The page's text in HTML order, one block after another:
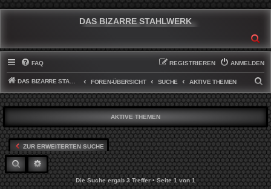
DAS BIZARRE STAHLWERK
FAQ ANMELDEN
REGISTRIEREN
DAS BIZARRE STAHLWERK FOREN-ÜBERSICHT SUCHE AKTIVE THEMEN
U
C
H
E
AKTIVE THEMEN
ZUR ERWEITERTEN SUCHE
SUCHE ERWEITERTE SUCHE
Die Suche ergab 3 Treffer • Seite1von1